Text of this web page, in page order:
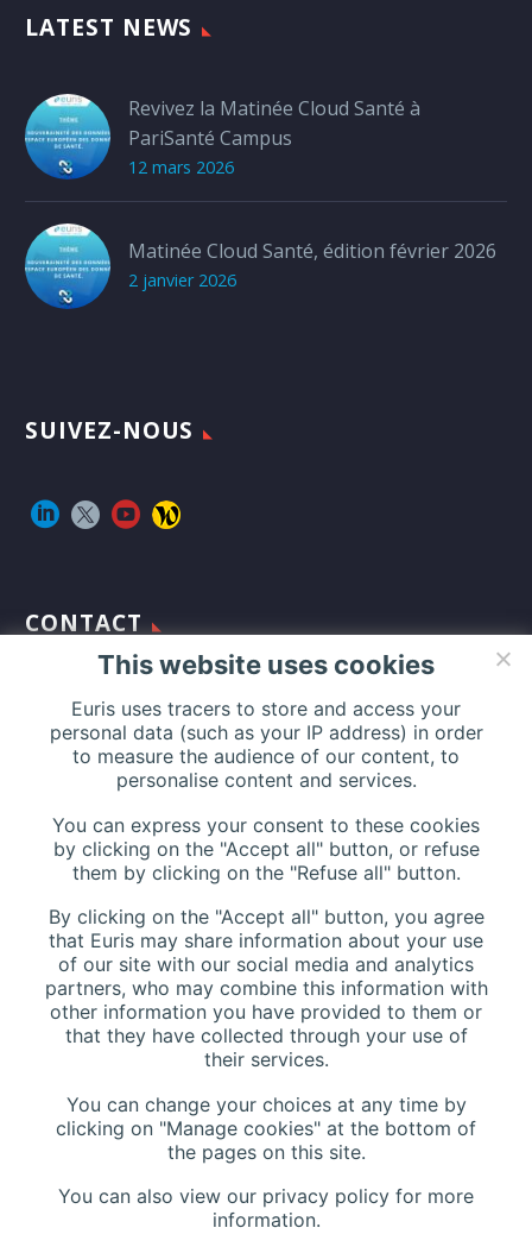
LATEST NEWS
Revivez la Matinée Cloud Santé à
PariSanté Campus
12 mars 2026
Matinée Cloud Santé, édition février 2026
2 janvier 2026
SUIVEZ-NOUS
CONTACT
Addresse :
116 Rue de Silly, 92100 Boulogne-Billancourt, France
Téléphone :+33 (0)1 42 44 27 27
Contactez-nous
Site Web : www.euris.com
Rejoignez-nous Contact
Mentions légales
Protection des données
Manage cookies
This website uses cookies
Euris uses tracers to store and access your
personal data (such as your IP address) in order
to measure the audience of our content, to
personalise content and services.
You can express your consent to these cookies
by clicking on the "Accept all" button, or refuse
them by clicking on the "Refuse all" button.
By clicking on the "Accept all" button, you agree
that Euris may share information about your use
of our site with our social media and analytics
partners, who may combine this information with
other information you have provided to them or
that they have collected through your use of
their services.
You can change your choices at any time by
clicking on "Manage cookies" at the bottom of
the pages on this site.
You can also view our privacy policy for more
information.